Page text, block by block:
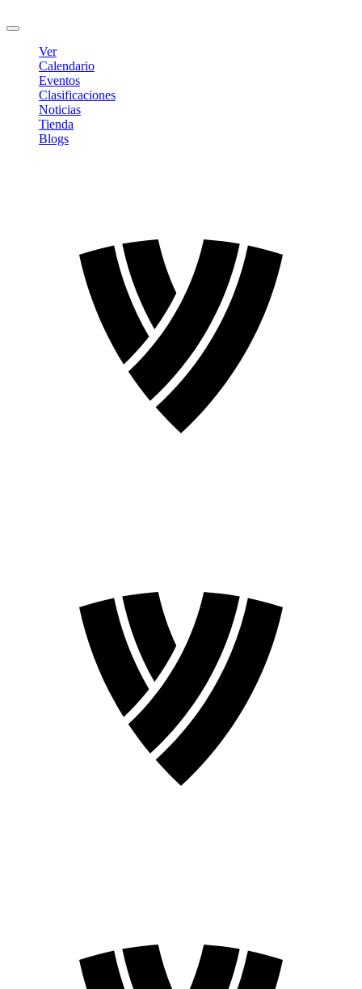
Ver
Calendario
Eventos
Clasificaciones
Noticias
Tienda
Blogs